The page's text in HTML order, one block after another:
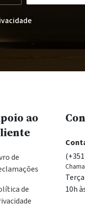
ao
de
de
10h